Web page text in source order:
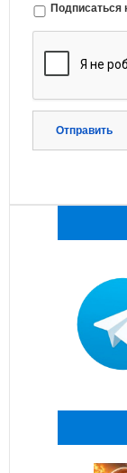
Подписаться
Отправить